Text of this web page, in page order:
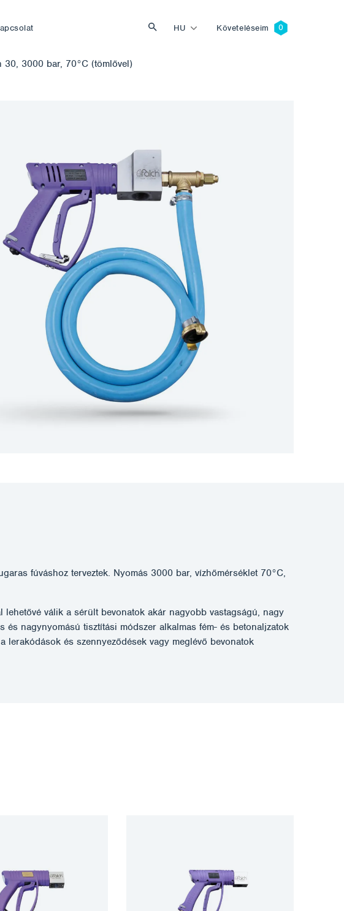
HU Követeléseim
30, 3000 bar, 70°C (tömlővel)
fúváshoz terveztek. Nyomás 3000 bar, vízhőmérséklet 70°C,
válik a sérült bevonatok akár nagyobb vastagságú, nagy
nagynyomású tisztítási módszer alkalmas fém- és betonaljzatok
és szennyeződések vagy meglévő bevonatok